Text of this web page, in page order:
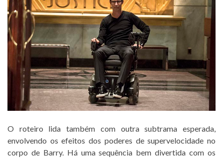
O roteiro lida também com outra subtrama esperada,
envolvendo os efeitos dos poderes de supervelocidade no
corpo de Barry. Há uma sequência bem divertida com os